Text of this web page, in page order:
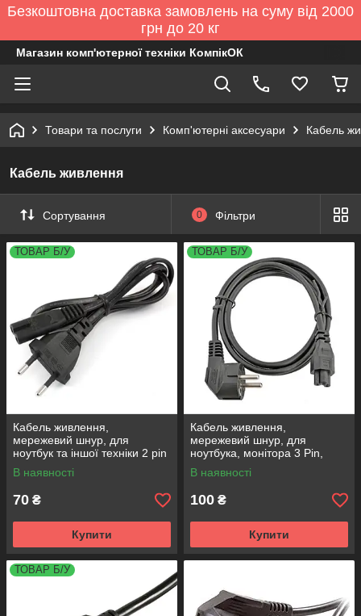
Безкоштовна доставка замовлень на суму від 2000
грн до 20 кг
Магазин комп'ютерної техніки КомпікОК
Товари та послуги Комп'ютерні аксесуари Кабель
Кабель живлення
Сортування 0 Фільтри
ТОВАР Б/У
Кабель живлення,
мережевий шнур, для
ноутбук та іншої техніки 2 pin
(2- х контактний)
В наявності
70 ₴
Купити
ТОВАР Б/У
Кабель живлення,
мережевий шнур, для
ноутбука, монітора 3 Pin,
220V
В наявності
100 ₴
Купити
ТОВАР Б/У